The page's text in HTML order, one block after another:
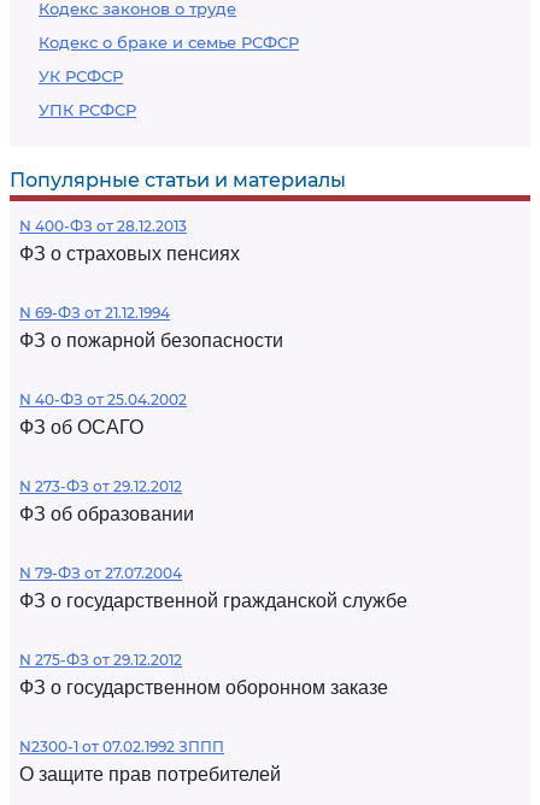
Кодекс законов о труде
Кодекс о браке и семье РСФСР
УК РСФСР
УПК РСФСР
Популярные статьи и материалы
N 400-ФЗ от 28.12.2013
ФЗ о страховых пенсиях
N 69-ФЗ от 21.12.1994
ФЗ о пожарной безопасности
N 40-ФЗ от 25.04.2002
ФЗ об ОСАГО
N 273-ФЗ от 29.12.2012
ФЗ об образовании
N 79-ФЗ от 27.07.2004
ФЗ о государственной гражданской службе
N 275-ФЗ от 29.12.2012
ФЗ о государственном оборонном заказе
N2300-1 от 07.02.1992 ЗППП
О защите прав потребителей